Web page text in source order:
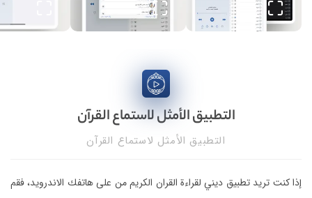
التطبيق الأمثل لاستماع القرآ‪ن‬
التطبيق الأمثل لاستماع القرآ‪ن‬
إذا كنت تريد تطبيق ديني لقراءة القران الكريم من على هاتفك الاندرويد، فقم